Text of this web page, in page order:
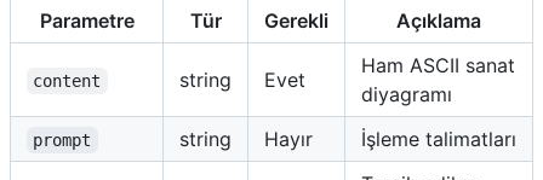
Parametre Tür Gerekli Açıklama
content string Evet
Ham ASCII sanat
diyagramı
prompt string Hayır İşleme talimatları